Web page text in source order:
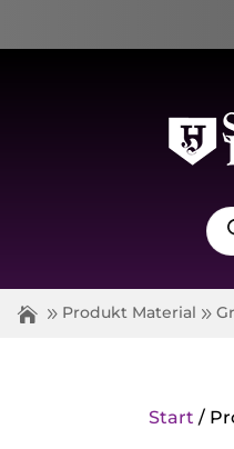
Produkt Material
Start /